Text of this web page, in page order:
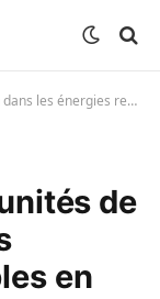
en débat à Casablanca
de
en